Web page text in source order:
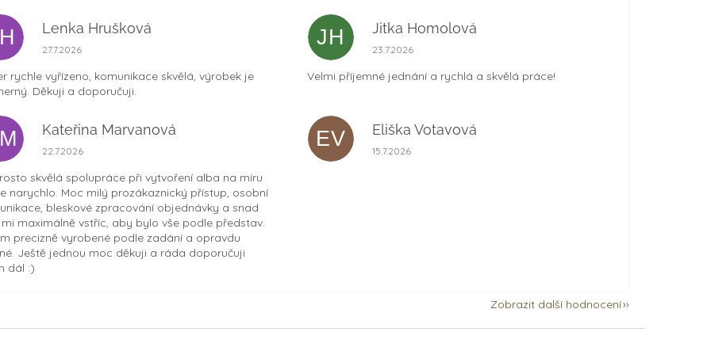
Lenka Hrušková
Hodnocení obchodu je 5 z 5 hvězdiček.
27.7.2026
rychle vyřízeno, komunikace skvělá, výrobek je
Děkuji a doporučuji.
JH Jitka Homolová
Hodnocení obchodu je 5 z 5 hvězdiček.
23.7.2026
Velmi příjemné jednání a rychlá a skvělá práce!
Kateřina Marvanová
Hodnocení obchodu je 5 z 5 hvězdiček.
22.7.2026
skvělá spolupráce při vytvoření alba na míru
narychlo. Moc milý prozákaznický přístup, osobní
bleskové zpracování objednávky a snad
maximálně vstříc, aby bylo vše podle představ.
precizně vyrobené podle zadání a opravdu
Ještě jednou moc děkuji a ráda doporučuji
dál :)
EV Eliška Votavová
Hodnocení obchodu je 5 z 5 hvězdiček.
15.7.2026
Zobrazit další hodnocení